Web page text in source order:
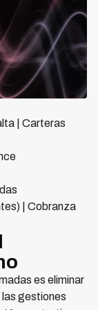
| Carteras
| Cobranza
es eliminar
las gestiones